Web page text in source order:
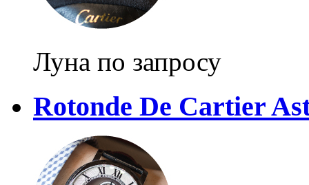
Луна по запросу
Rotonde De Cartier